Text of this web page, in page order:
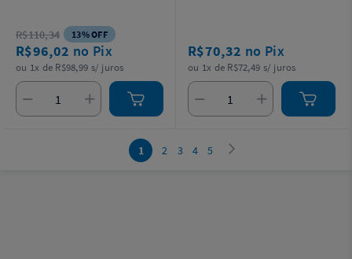
aplicação do gel + 2 placas em vinil
com 1 mm de espessura para
confecção das moldeiras + 1 estojo
para guardar as moldeiras.
R$110,34 13% OFF
R$96,02 no Pix
ou 1x de R$98,99 s/ juros
R$70,32 no Pix
ou 1x de R$72,49 s/ juros
1 2 3 4 5